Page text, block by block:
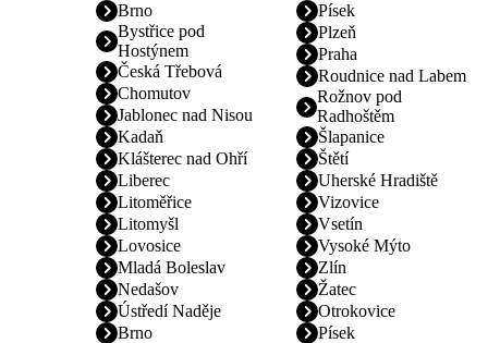
Brno
Bystřice pod
Hostýnem
Česká Třebová
Chomutov
Jablonec nad Nisou
Kadaň
Klášterec nad Ohří
Liberec
Litoměřice
Litomyšl
Lovosice
Mladá Boleslav
Nedašov
Písek
Plzeň
Praha
Roudnice nad Labem
Rožnov pod
Radhoštěm
Šlapanice
Štětí
Uherské Hradiště
Vizovice
Vsetín
Vysoké Mýto
Zlín
Žatec
Ústředí Naděje
Brno
Otrokovice
Písek